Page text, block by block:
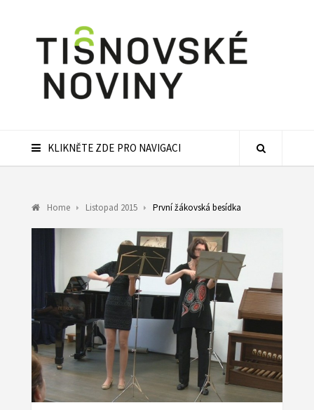
KLIKNĚTE ZDE PRO NAVIGACI
Home Listopad 2015 První žákovská besídka